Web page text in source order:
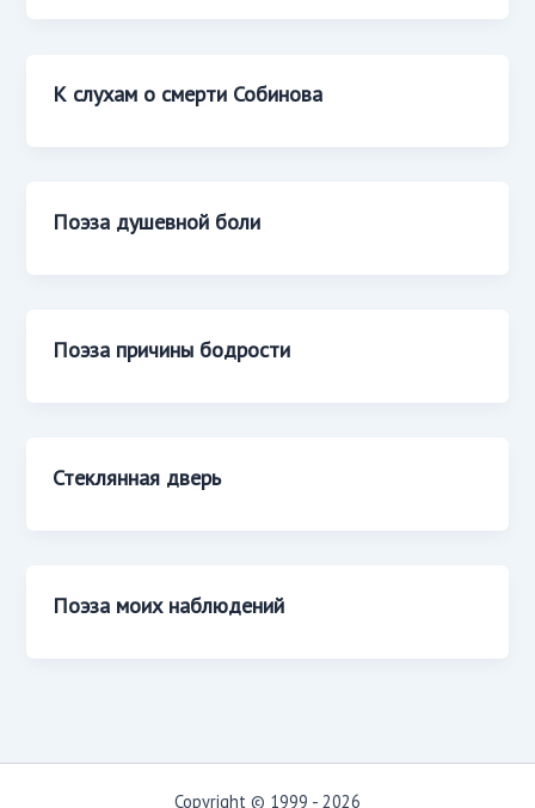
К слухам о смерти Собинова
Поэза душевной боли
Поэза причины бодрости
Стеклянная дверь
Поэза моих наблюдений
Copyright © 1999 - 2026